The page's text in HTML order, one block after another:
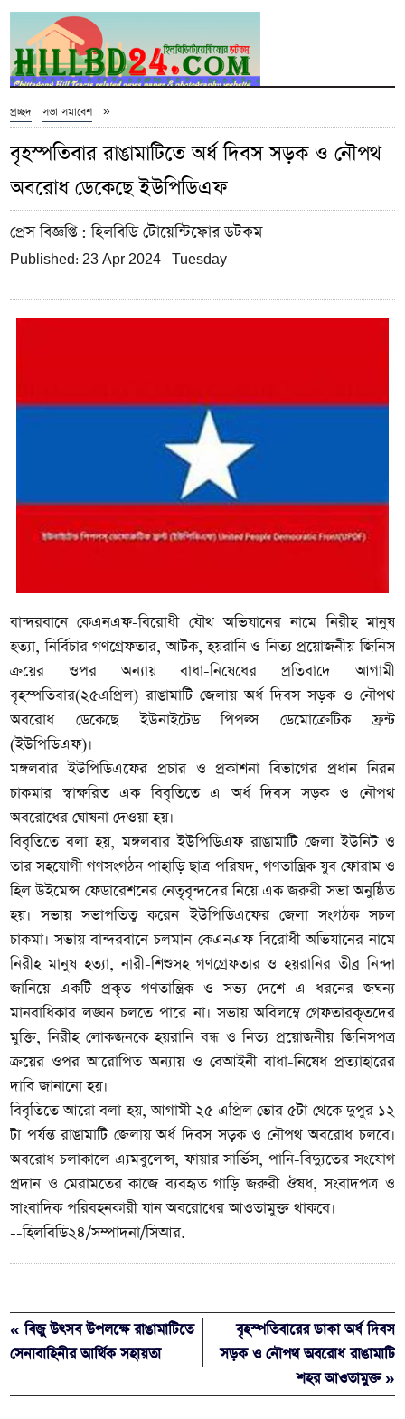
প্রচ্ছদ »
সভা সমাবেশ
বৃহস্পতিবার রাঙামাটিতে অর্ধ দিবস সড়ক ও নৌপথ
অবরোধ ডেকেছে ইউপিডিএফ
প্রেস বিজ্ঞপ্তি: হিলবিডি টোয়েন্টিফোর ডটকম
Published: 23 Apr 2024 Tuesday
বান্দরবানে কেএনএফ-বিরোধী যৌথ অভিযানের নামে নিরীহ মানুষ
হত্যা, নির্বিচার গণগ্রেফতার, আটক, হয়রানি ও নিত্য প্রয়োজনীয় জিনিস
ক্রয়ের ওপর অন্যায় বাধা-নিষেধের প্রতিবাদে আগামী
বৃহস্পতিবার(২৫এপ্রিল) রাঙামাটি জেলায় অর্ধ দিবস সড়ক ও নৌপথ
অবরোধ ডেকেছে ইউনাইটেড পিপল্স ডেমোক্রেটিক ফ্রন্ট
(ইউপিডিএফ)।
মঙ্গলবার ইউপিডিএফের প্রচার ও প্রকাশনা বিভাগের প্রধান নিরন
চাকমার স্বাক্ষরিত এক বিবৃতিতে এ অর্ধ দিবস সড়ক ও নৌপথ
অবরোধের ঘোষনা দেওয়া হয়।
বিবৃতিতে বলা হয়, মঙ্গলবার ইউপিডিএফ রাঙামাটি জেলা ইউনিট ও
তার সহযোগী গণসংগঠন পাহাড়ি ছাত্র পরিষদ, গণতান্ত্রিক যুব ফোরাম ও
হিল উইমেন্স ফেডারেশনের নেতৃবৃন্দদের নিয়ে এক জরুরী সভা অনুষ্ঠিত
হয়। সভায় সভাপতিত্ব করেন ইউপিডিএফের জেলা সংগঠক সচল
চাকমা। সভায় বান্দরবানে চলমান কেএনএফ-বিরোধী অভিযানের নামে
নিরীহ মানুষ হত্যা, নারী-শিশুসহ গণগ্রেফতার ও হয়রানির তীব্র নিন্দা
জানিয়ে একটি প্রকৃত গণতান্ত্রিক ও সভ্য দেশে এ ধরনের জঘন্য
মানবাধিকার লঙ্ঘন চলতে পারে না। সভায় অবিলম্বে গ্রেফতারকৃতদের
মুক্তি, নিরীহ লোকজনকে হয়রানি বন্ধ ও নিত্য প্রয়োজনীয় জিনিসপত্র
ক্রয়ের ওপর আরোপিত অন্যায় ও বেআইনী বাধা-নিষেধ প্রত্যাহারের
দাবি জানানো হয়।
বিবৃতিতে আরো বলা হয়, আগামী ২৫ এপ্রিল ভোর ৫টা থেকে দুপুর ১২
টা পর্যন্ত রাঙামাটি জেলায় অর্ধ দিবস সড়ক ও নৌপথ অবরোধ চলবে।
অবরোধ চলাকালে এ্যমবুলেন্স, ফায়ার সার্ভিস, পানি-বিদ্যুতের সংযোগ
প্রদান ও মেরামতের কাজে ব্যবহৃত গাড়ি জরুরী ঔষধ, সংবাদপত্র ও
সাংবাদিক পরিবহনকারী যান অবরোধের আওতামুক্ত থাকবে।
--হিলবিডি২৪/সম্পাদনা/সিআর.
« বিজু উৎসব উপলক্ষে রাঙামাটিতে
সেনাবাহিনীর আর্থিক সহায়তা
বৃহস্পতিবারের ডাকা অর্ধ দিবস
সড়ক ও নৌপথ অবরোধ রাঙামাটি
শহর আওতামুক্ত »